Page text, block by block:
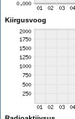
Kiirgusvoog